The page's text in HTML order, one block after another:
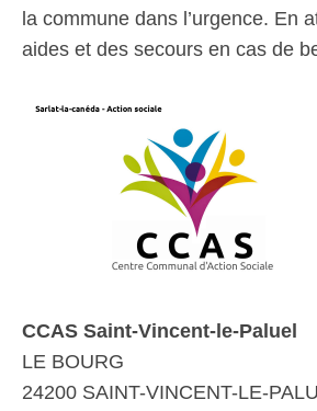
la commune dans l’urgence. En
aides et des secours en cas de
CCAS Saint-Vincent-le-Paluel
LE BOURG
24200 SAINT-VINCENT-LE-